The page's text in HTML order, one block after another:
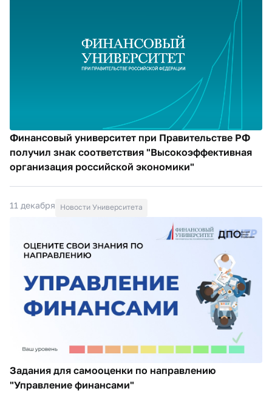
Финансовый университет при Правительстве РФ
получил знак соответствия "Высокоэффективная
организация российской экономики"
11 декабря Новости Университета
Задания для самооценки по направлению
"Управление финансами"